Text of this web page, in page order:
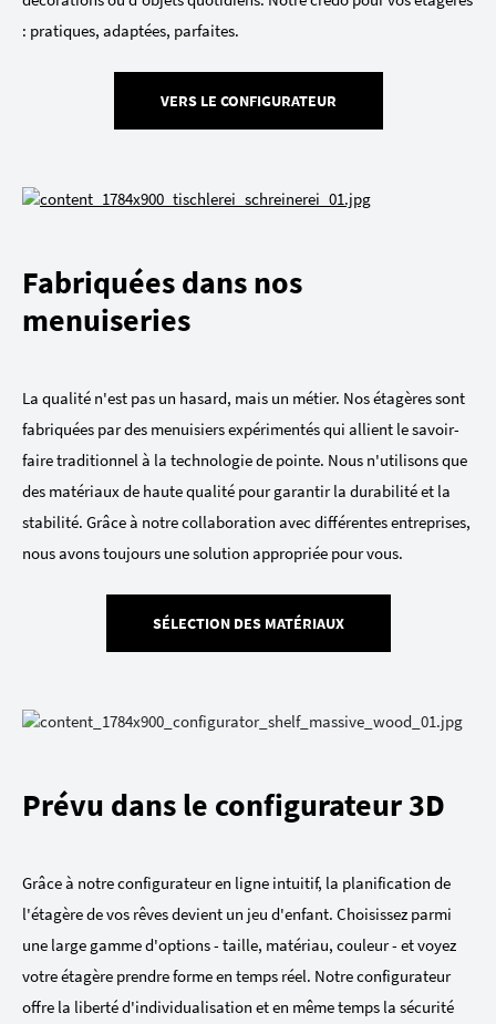
: pratiques, adaptées, parfaites.
VERS LE CONFIGURATEUR
Fabriquées dans nos
menuiseries
La qualité n'est pas un hasard, mais un métier. Nos étagères sont
fabriquées par des menuisiers expérimentés qui allient le savoir-
faire traditionnel à la technologie de pointe. Nous n'utilisons que
des matériaux de haute qualité pour garantir la durabilité et la
stabilité. Grâce à notre collaboration avec différentes entreprises,
nous avons toujours une solution appropriée pour vous.
SÉLECTION DES MATÉRIAUX
Prévu dans le configurateur 3D
Grâce à notre configurateur en ligne intuitif, la planification de
l'étagère de vos rêves devient un jeu d'enfant. Choisissez parmi
une large gamme d'options - taille, matériau, couleur - et voyez
votre étagère prendre forme en temps réel. Notre configurateur
offre la liberté d'individualisation et en même temps la sécurité